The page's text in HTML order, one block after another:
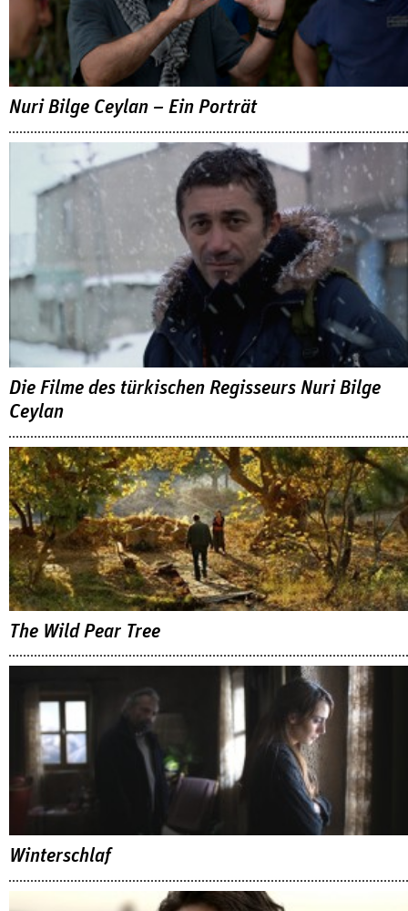
Nuri Bilge Ceylan – Ein Porträt
Die Filme des türkischen Regisseurs Nuri Bilge
Ceylan
The Wild Pear Tree
Winterschlaf